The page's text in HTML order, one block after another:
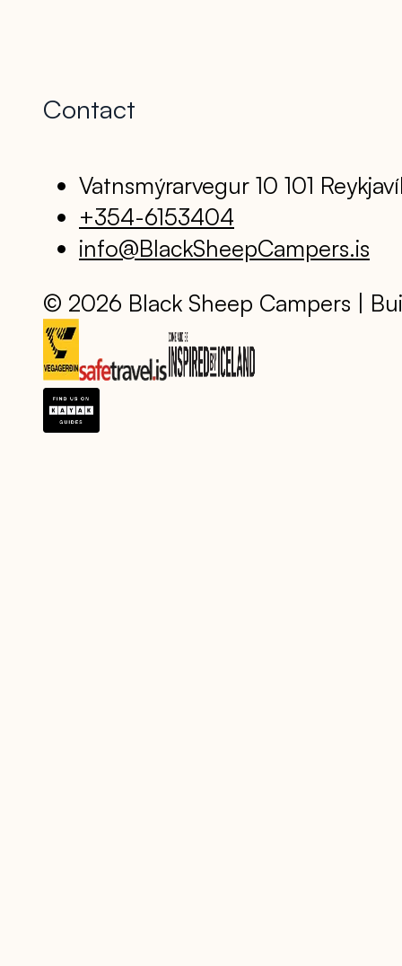
Contact
Vatnsmýrarvegur 10 101
+354-6153404
info@BlackSheepCampers.is
© 2026 Black Sheep Campers |